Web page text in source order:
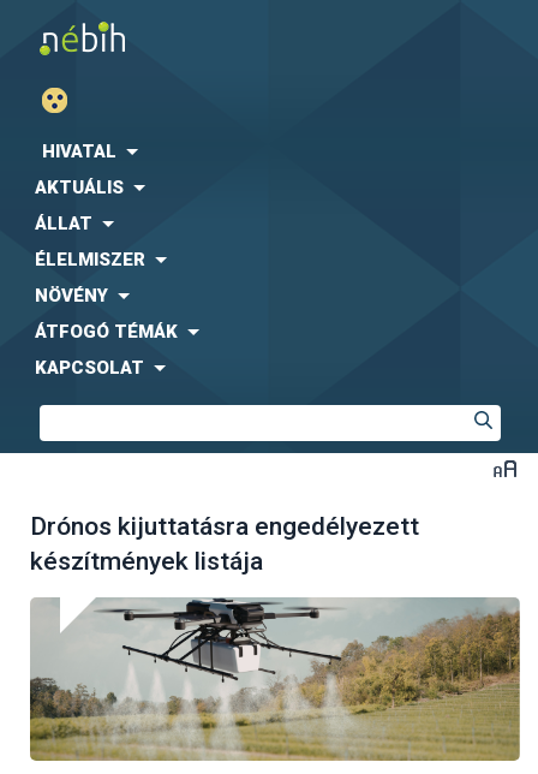
HIVATAL
AKTUÁLIS
ÁLLAT
ÉLELMISZER
NÖVÉNY
ÁTFOGÓ TÉMÁK
KAPCSOLAT
Drónos kijuttatásra engedélyezett
készítmények listája